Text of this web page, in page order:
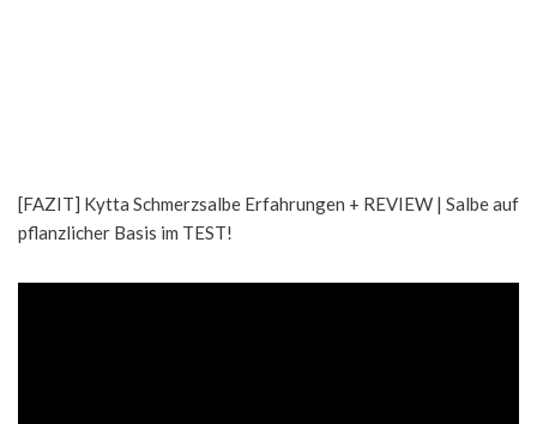
[FAZIT] Kytta Schmerzsalbe Erfahrungen + REVIEW | Salbe auf
pflanzlicher Basis im TEST!